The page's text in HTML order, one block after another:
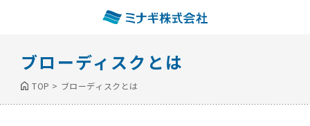
ブローディスクとは
TOP > ブローディスクとは